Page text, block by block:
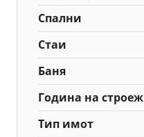
Спални
Стаи
Баня
Година на строеж
Тип имот